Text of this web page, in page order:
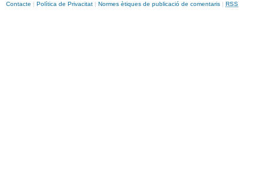
Contacte | Política de Privacitat | Normes ètiques de publicació de comentaris | RSS